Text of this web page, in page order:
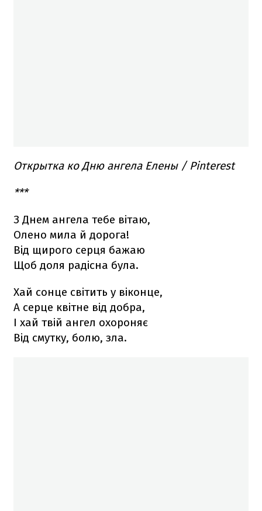
Открытка ко Дню ангела Елены / Pinterest
***
З Днем ангела тебе вітаю,
Олено мила й дорога!
Від щирого серця бажаю
Щоб доля радісна була.
Хай сонце світить у віконце,
А серце квітне від добра,
І хай твій ангел охороняє
Від смутку, болю, зла.